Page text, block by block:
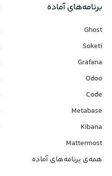
برنامه‌های‌ آماده
Ghost
Soketi
Grafana
Odoo
Code
Metabase
Kibana
Mattermost
همه‌ی برنامه‌های آماده